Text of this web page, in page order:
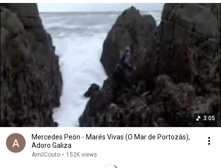
3:05
Mercedes Peón - Marés Vivas (O Mar de Portozás),
Adoro Galiza
AmilCouto • 152K views